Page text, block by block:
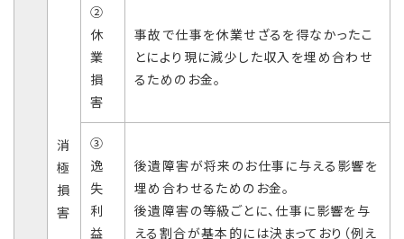
消
極
損
害
②
休
業
損
害
事故で仕事を休業せざるを得なかったこ
とにより現に減少した収入を埋め合わせ
るためのお金。
③
逸
失
利
益
後遺障害が将来のお仕事に与える影響を
埋め合わせるためのお金。
後遺障害の等級ごとに、仕事に影響を与
える割合が基本的には決まっており（例え